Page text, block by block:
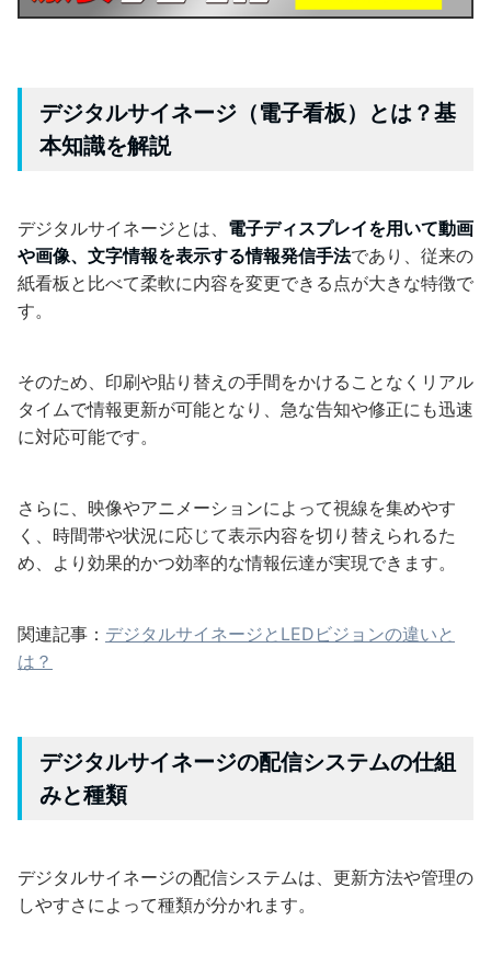
デジタルサイネージ（電子看板）とは？基
本知識を解説
デジタルサイネージとは、 電子ディスプレイを用いて動画
や画像、文字情報を表示する情報発信手法であり、従来の
紙看板と比べて柔軟に内容を変更できる点が大きな特徴で
す。
そのため、印刷や貼り替えの手間をかけることなくリアル
タイムで情報更新が可能となり、急な告知や修正にも迅速
に対応可能です。
さらに、映像やアニメーションによって視線を集めやす
く、時間帯や状況に応じて表示内容を切り替えられるた
め、より効果的かつ効率的な情報伝達が実現できます。
関連記事： デジタルサイネージとLEDビジョンの違いと
は？
デジタルサイネージの配信システムの仕組
みと種類
デジタルサイネージの配信システムは、更新方法や管理の
しやすさによって種類が分かれます。